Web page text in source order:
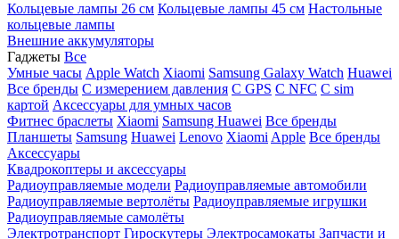
Кольцевые лампы 26 см Кольцевые лампы 45 см Настольные
кольцевые лампы
Внешние аккумуляторы
Гаджеты Все
Умные часы Apple Watch Xiaomi Samsung Galaxy Watch Huawei
Все бренды C измерением давления C GPS C NFC C sim
картой Аксессуары для умных часов
Фитнес браслеты Xiaomi Samsung Huawei Все бренды
Планшеты Samsung Huawei Lenovo Xiaomi Apple Все бренды
Аксессуары
Квадрокоптеры и аксессуары
Радиоуправляемые модели Радиоуправляемые автомобили
Радиоуправляемые вертолёты Радиоуправляемые игрушки
Радиоуправляемые самолёты
Электротранспорт Гироскутеры Электросамокаты Запчасти и